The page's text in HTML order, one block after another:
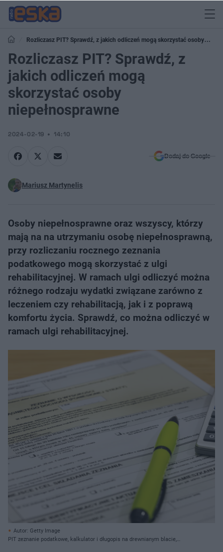
Rozliczasz PIT? Sprawdź, z jakich odliczeń mogą skorzystać osoby
niepełnosprawne
Rozliczasz PIT? Sprawdź, z
jakich odliczeń mogą
skorzystać osoby
niepełnosprawne
2024-02-19 14:10
Dodaj do Google
Mariusz Martynelis
Osoby niepełnosprawne oraz wszyscy, którzy
mają na na utrzymaniu osobę niepełnosprawną,
przy rozliczaniu rocznego zeznania
podatkowego mogą skorzystać z ulgi
rehabilitacyjnej. W ramach ulgi odliczyć można
różnego rodzaju wydatki związane zarówno z
leczeniem czy rehabilitacją, jak i z poprawą
komfortu życia. Sprawdź, co można odliczyć w
ramach ulgi rehabilitacyjnej.
Autor: Getty Image
PIT zeznanie podatkowe, kalkulator i długopis na drewnianym blacie,